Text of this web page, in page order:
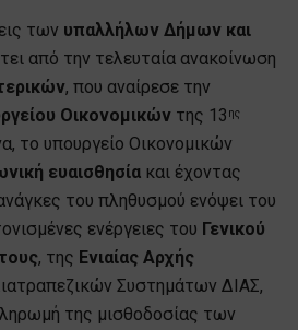
των υπαλλήλων Δήμων και
από την τελευταία ανακοίνωση
, που αναίρεσε την
Οικονομικών της 13 ης
το υπουργείο Οικονομικών
ευαισθησία και έχοντας
του πληθυσμού ενόψει του
ενέργειες του Γενικού
, της Ενιαίας Αρχής
Συστημάτων ΔΙΑΣ,
της μισθοδοσίας των